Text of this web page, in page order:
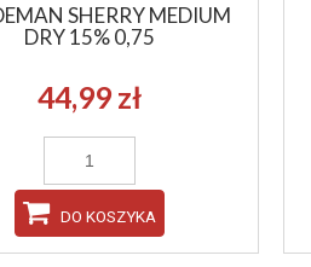
SHERRY MEDIUM
DRY 15% 0,75
44,99 zł
DO KOSZYKA